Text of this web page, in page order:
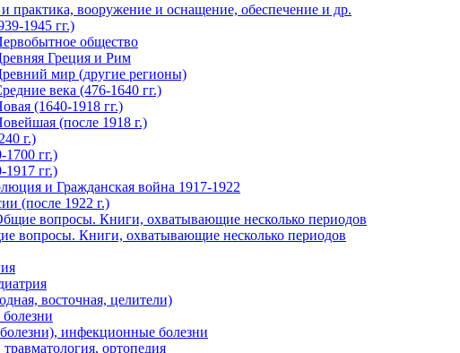
практика, вооружение и оснащение, обеспечение и др.
1945 гг.)
общество
Греция и Рим
мир (другие регионы)
века (476-1640 гг.)
(1640-1918 гг.)
(после 1918 г.)
г.)
гг.)
гг.)
и Гражданская война 1917-1922
(после 1922 г.)
вопросы. Книги, охватывающие несколько периодов
вопросы. Книги, охватывающие несколько периодов
восточная, целители)
инфекционные болезни
ортопедия